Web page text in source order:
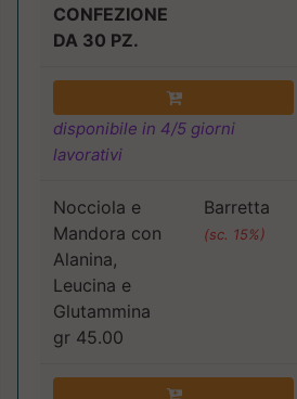
CONFEZIONE
DA 30 PZ.
disponibile in 4/5 giorni
lavorativi
Nocciola e
Mandora con
Alanina,
Leucina e
Glutammina
gr 45.00
Barretta
(sc. 15%)